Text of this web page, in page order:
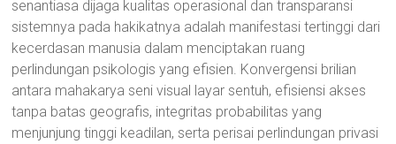
senantiasa dijaga kualitas operasional dan transparansi
sistemnya pada hakikatnya adalah manifestasi tertinggi dari
kecerdasan manusia dalam menciptakan ruang
perlindungan psikologis yang efisien. Konvergensi brilian
antara mahakarya seni visual layar sentuh, efisiensi akses
tanpa batas geografis, integritas probabilitas yang
menjunjung tinggi keadilan, serta perisai perlindungan privasi